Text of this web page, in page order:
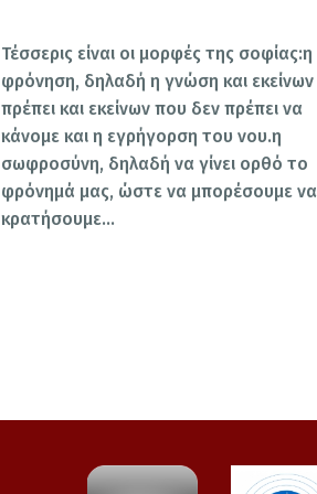
Τέσσερις είναι οι μορφές της σοφίας:η
φρόνηση, δηλαδή η γνώση και
πρέπει και εκείνων που δεν πρέπει να
κάνομε και η εγρήγορση του νου.η
σωφροσύνη, δηλαδή να γίνει ορθό το
φρόνημά μας, ώστε να μπορέσουμε να
κρατήσουμε…